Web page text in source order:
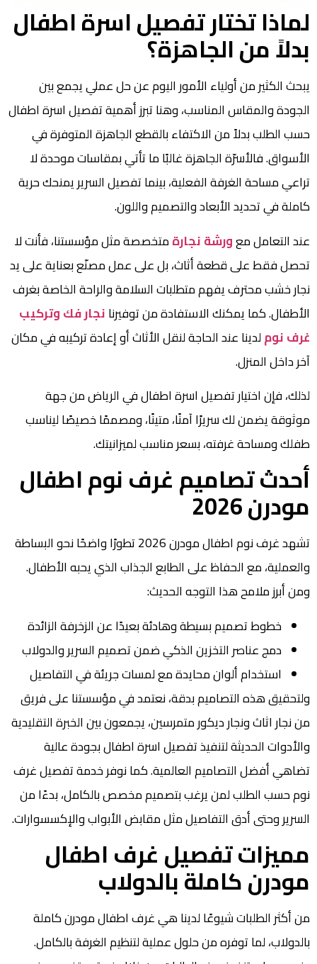
لماذا تختار تفصيل اسرة اطفال
بدلاً من الجاهزة؟
يبحث الكثير من أولياء الأمور اليوم عن حل عملي يجمع بين
الجودة والمقاس المناسب، وهنا تبرز أهمية تفصيل اسرة اطفال
حسب الطلب بدلاً من الاكتفاء بالقطع الجاهزة المتوفرة في
الأسواق. فالأسرّة الجاهزة غالبًا ما تأتي بمقاسات موحدة لا
تراعي مساحة الغرفة الفعلية، بينما تفصيل السرير يمنحك حرية
كاملة في تحديد الأبعاد والتصميم واللون.
عند التعامل معورشة نجارةمتخصصة مثل مؤسستنا، فأنت لا
تحصل فقط على قطعة أثاث، بل على عمل مصنّع بعناية على يد
نجار خشب محترف يفهم متطلبات السلامة والراحة الخاصة بغرف
الأطفال. كما يمكنك الاستفادة من توفيرنانجار فك وتركيب
غرف نوملدينا عند الحاجة لنقل الأثاث أو إعادة تركيبه في مكان
آخر داخل المنزل.
لذلك، فإن اختيار تفصيل اسرة اطفال في الرياض من جهة
موثوقة يضمن لك سريرًا آمنًا، متينًا، ومصممًا خصيصًا ليناسب
طفلك ومساحة غرفته، بسعر مناسب لميزانيتك.
أحدث تصاميم غرف نوم اطفال
مودرن 2026
تشهد غرف نوم اطفال مودرن 2026 تطورًا واضحًا نحو البساطة
والعملية، مع الحفاظ على الطابع الجذاب الذي يحبه الأطفال.
ومن أبرز ملامح هذا التوجه الحديث:
خطوط تصميم بسيطة وهادئة بعيدًا عن الزخرفة الزائدة
دمج عناصر التخزين الذكي ضمن تصميم السرير والدولاب
استخدام ألوان محايدة مع لمسات جريئة في التفاصيل
ولتحقيق هذه التصاميم بدقة، نعتمد في مؤسستنا على فريق
من نجار اثاث ونجار ديكور متمرسين، يجمعون بين الخبرة التقليدية
والأدوات الحديثة لتنفيذ تفصيل اسرة اطفال بجودة عالية
تضاهي أفضل التصاميم العالمية. كما نوفر خدمة تفصيل غرف
نوم حسب الطلب لمن يرغب بتصميم مخصص بالكامل، بدءًا من
السرير وحتى أدق التفاصيل مثل مقابض الأبواب والإكسسوارات.
مميزات تفصيل غرف اطفال
مودرن كاملة بالدولاب
من أكثر الطلبات شيوعًا لدينا هي غرف اطفال مودرن كاملة
بالدولاب، لما توفره من حلول عملية لتنظيم الغرفة بالكامل.